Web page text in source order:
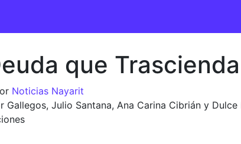
que
Noticias Nayarit
Gallegos, Julio Santana, Ana Carina Cibrián y